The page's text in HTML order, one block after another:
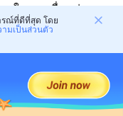
ในการเชื่อมต่อและ
รณ์ที่ดีที่สุด โดย
มเป็นส่วนตัว